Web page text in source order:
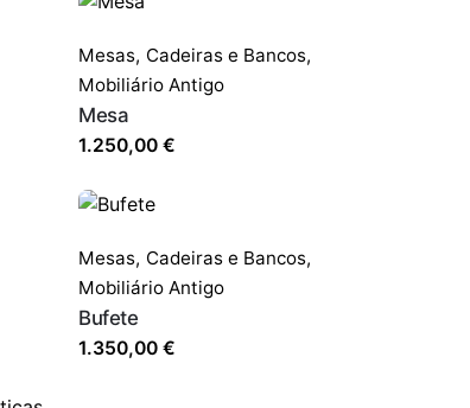
Mesas, Cadeiras e Bancos,
Mobiliário Antigo
Mesa
1.250,00 €
Mesas, Cadeiras e Bancos,
Mobiliário Antigo
Bufete
1.350,00 €